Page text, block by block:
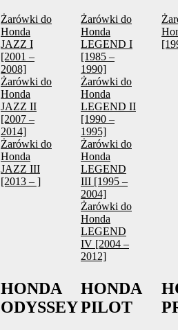
Żarówki do
Honda
JAZZ I
[2001 –
2008]
Żarówki do
Honda
JAZZ II
[2007 –
2014]
Żarówki do
Honda
JAZZ III
[2013 – ]
Żarówki do
Honda
LEGEND I
[1985 –
1990]
Żarówki do
Honda
LEGEND II
[1990 –
1995]
Żarówki do
Honda
LEGEND
III [1995 –
2004]
Żarówki do
Honda
LEGEND
IV [2004 –
2012]
HONDA
ODYSSEY
HONDA
PILOT